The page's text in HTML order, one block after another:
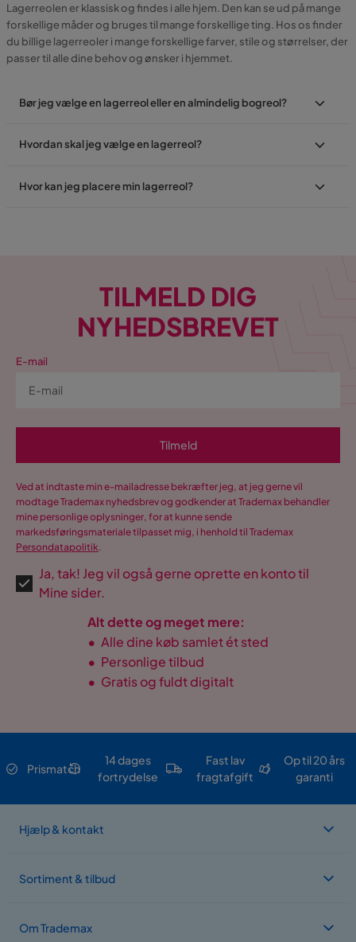
Lagerreolen er klassisk og findes i alle hjem. Den kan se ud på mange
forskellige måder og bruges til mange forskellige ting. Hos os finder
du billige lagerreoler i mange forskellige farver, stile og størrelser, der
passer til alle dine behov og ønsker i hjemmet.
Bør jeg vælge en lagerreol eller en almindelig bogreol?
Hvordan skal jeg vælge en lagerreol?
Hvor kan jeg placere min lagerreol?
TILMELD DIG
NYHEDSBREVET
E-mail
Tilmeld
Ved at indtaste min e-mailadresse bekræfter jeg, at jeg gerne vil
modtage Trademax nyhedsbrev og godkender at Trademax behandler
mine personlige oplysninger, for at kunne sende
markedsføringsmateriale tilpasset mig, i henhold til Trademax
Persondatapolitik.
Ja, tak! Jeg vil også gerne oprette en konto til
Mine sider.
Alt dette og meget mere:
• Alle dine køb samlet ét sted
• Personlige tilbud
• Gratis og fuldt digitalt
Prismatch
14 dages
fortrydelse
Fast lav
fragtafgift
Op til 20 års
garanti
Hjælp & kontakt
Sortiment & tilbud
Om Trademax